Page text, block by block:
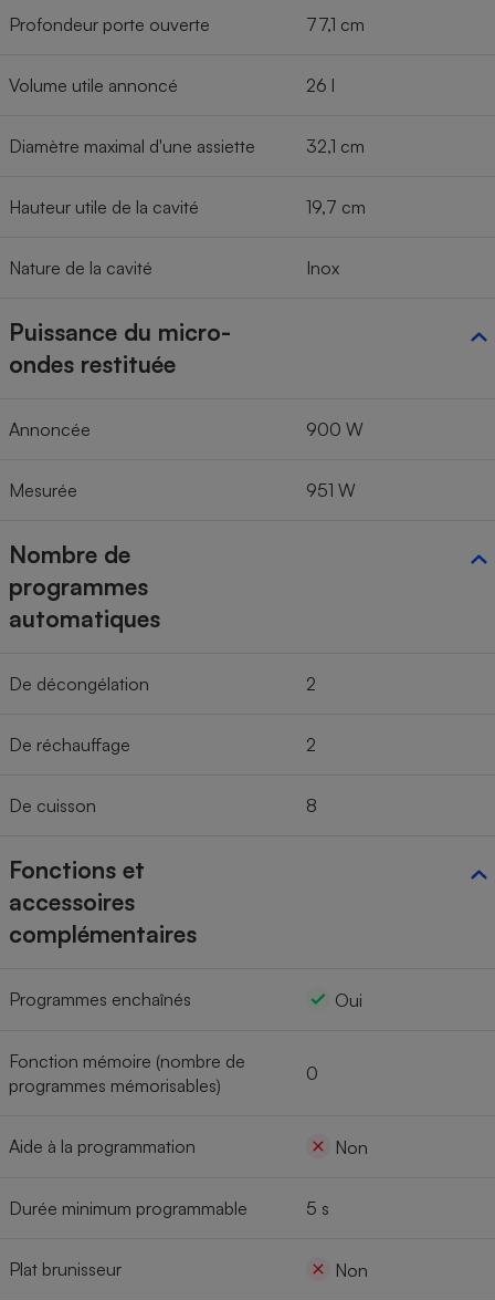
Profondeur porte ouverte 77,1 cm
Volume utile annoncé 26 l
Diamètre maximal d'une assiette 32,1 cm
Hauteur utile de la cavité 19,7 cm
Nature de la cavité Inox
Puissance du micro-
ondes restituée
Annoncée 900 W
Mesurée 951 W
Nombre de
programmes
automatiques
De décongélation 2
De réchauffage 2
De cuisson 8
Fonctions et
accessoires
complémentaires
Programmes enchaînés Oui
Fonction mémoire (nombre de
programmes mémorisables)
0
Aide à la programmation Non
Durée minimum programmable 5 s
Plat brunisseur Non